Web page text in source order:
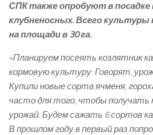
СПК также опробуют в
клубненосных. Всего
на площади в 30 га.
«Планируем посеять козлятник
кормовую культуру. Говорят,
Купили новые сорта ячменя,
часто для того, чтобы получать
урожай. Будем сажать 6 сортов
В прошлом году в первый раз